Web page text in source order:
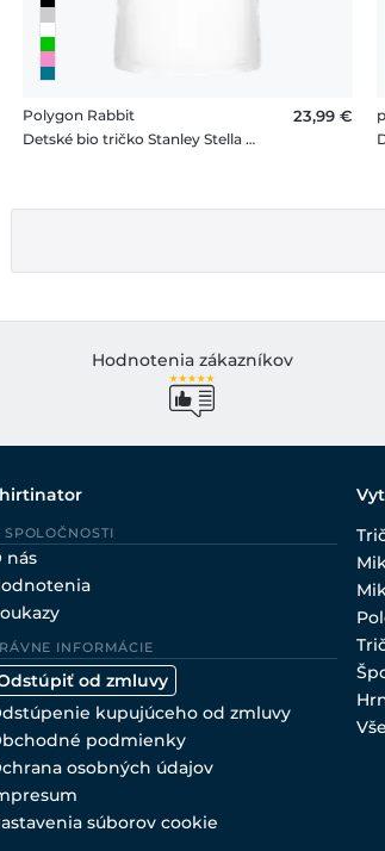
Polygon Rabbit
Detské bio tričko Stanley Stella 2.0
23,99 €
Hodnotenia zákazníkov
SPOLOČNOSTI
nás
INFORMÁCIE
od zmluvy
kupujúceho od zmluvy
podmienky
osobných údajov
súborov cookie